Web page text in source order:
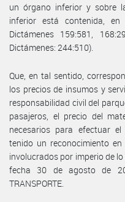
un órgano inferior y sobre
inferior está contenida,
Dictámenes 159:581,
Dictámenes: 244:510).
Que, en tal sentido,
los precios de insumos y
responsabilidad civil del
pasajeros, el precio del
necesarios para efectuar
tenido un reconocimiento
involucrados por imperio de
fecha 30 de agosto de
TRANSPORTE.